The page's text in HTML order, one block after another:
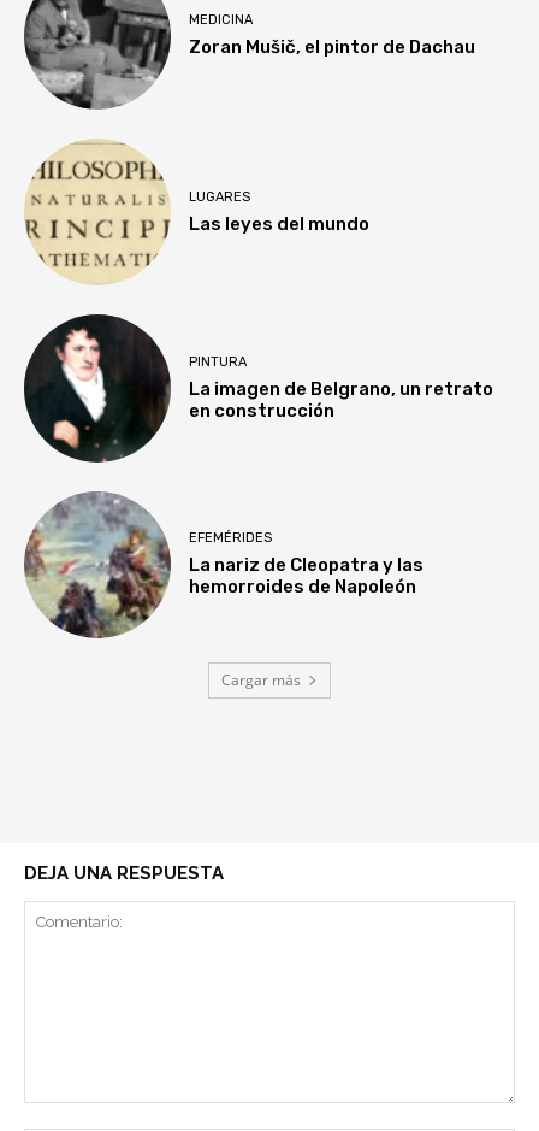
MEDICINA
Zoran Mušič, el pintor de Dachau
LUGARES
Las leyes del mundo
PINTURA
La imagen de Belgrano, un retrato
en construcción
EFEMÉRIDES
La nariz de Cleopatra y las
hemorroides de Napoleón
Cargar más
DEJA UNA RESPUESTA